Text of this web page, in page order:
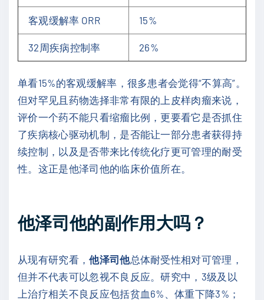
客观缓解率 ORR 15%
32周疾病控制率 26%
单看15%的客观缓解率，很多患者会觉得“不算高”。
但对罕见且药物选择非常有限的上皮样肉瘤来说，
评价一个药不能只看缩瘤比例，更要看它是否抓住
了疾病核心驱动机制，是否能让一部分患者获得持
续控制，以及是否带来比传统化疗更可管理的耐受
性。这正是他泽司他的临床价值所在。
他泽司他的副作用大吗？
从现有研究看，他泽司他总体耐受性相对可管理，
但并不代表可以忽视不良反应。研究中，3级及以
上治疗相关不良反应包括贫血6%、体重下降3%；